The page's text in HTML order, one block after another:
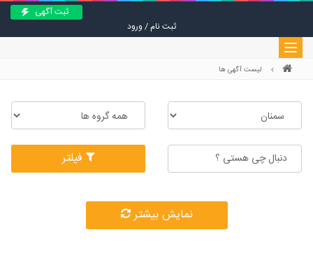
ثبت آگهی
ثبت نام / ورود
Toggle
navigation
لیست آگهی ها
فیلتر
نمایش بیشتر